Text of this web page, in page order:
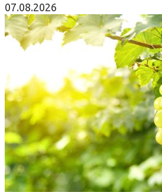
07.08.2026